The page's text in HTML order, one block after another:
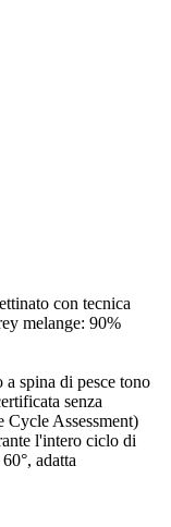
con tecnica
melange: 90%
spina di pesce tono
senza
Assessment)
l'intero ciclo di
adatta